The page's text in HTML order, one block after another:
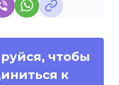
чтобы
к